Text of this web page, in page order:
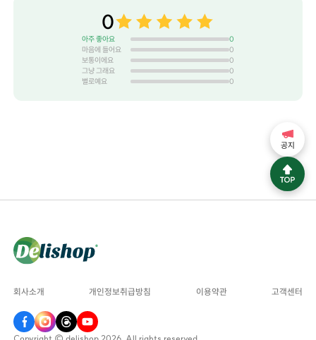
0
아주 좋아요
0
마음에 들어요
0
보통이에요
0
그냥 그래요
0
별로예요
0
회사소개 개인정보취급방침 이용약관 고객센터
공지